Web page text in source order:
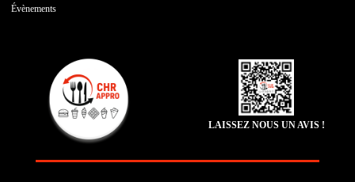
Évènements
LAISSEZ NOUS UN AVIS !